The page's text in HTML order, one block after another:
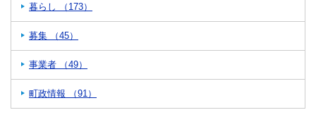
暮らし （173）
募集 （45）
事業者 （49）
町政情報 （91）